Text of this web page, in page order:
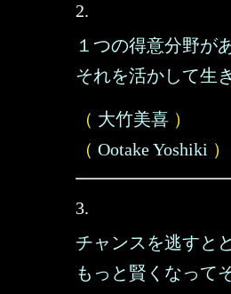
2.
１つの得意分野が
それを活かして生
（ 大竹美喜 ）
（ Ootake Yoshiki ）
3.
チャンスを逃すと
もっと賢くなって